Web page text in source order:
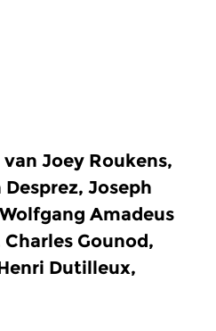
Joey Roukens,
Joseph
Amadeus
Gounod,
Dutilleux,